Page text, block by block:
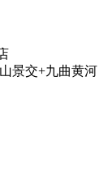
景交+九曲黄河